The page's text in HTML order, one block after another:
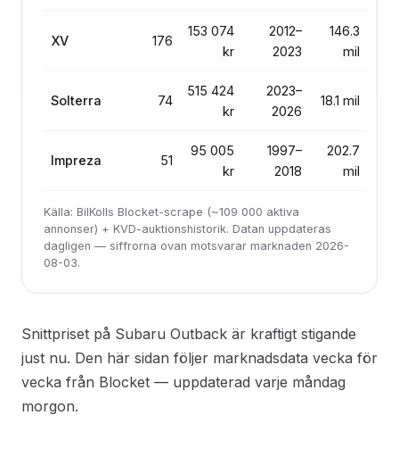
XV 176
153 074
kr
2012–
2023
146.3
mil
Solterra 74
515 424
kr
2023–
2026
18.1 mil
Impreza 51
95 005
kr
1997–
2018
202.7
mil
Källa: BilKolls Blocket-scrape (~109 000 aktiva
annonser) + KVD-auktionshistorik. Datan uppdateras
dagligen — siffrorna ovan motsvarar marknaden 2026-
08-03.
Snittpriset på Subaru Outback är kraftigt stigande
just nu. Den här sidan följer marknadsdata vecka för
vecka från Blocket — uppdaterad varje måndag
morgon.